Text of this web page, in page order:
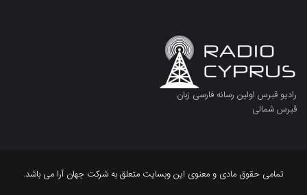
رادیو قبرس اولین رسانه فارسی زبان
قبرس شمالی
تمامی حقوق مادی و معنوی این وبسایت متعلق به شرکت جهان آرا می باشد.